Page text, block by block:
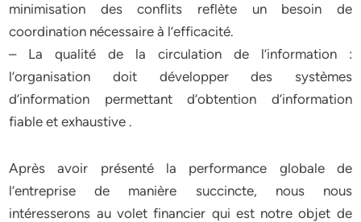
minimisation des conflits reflète un besoin de
coordination nécessaire à l’efficacité.
– La qualité de la circulation de l’information :
l’organisation doit développer des systèmes
d’information permettant d’obtention d’information
fiable et exhaustive .
Après avoir présenté la performance globale de
l’entreprise de manière succincte, nous nous
intéresserons au volet financier qui est notre objet de